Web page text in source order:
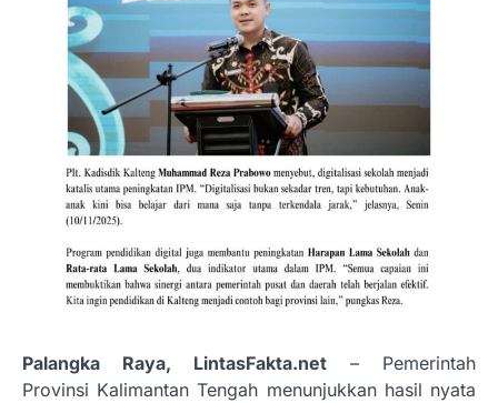
Palangka Raya, LintasFakta.net – Pemerintah
Provinsi Kalimantan Tengah menunjukkan hasil nyata